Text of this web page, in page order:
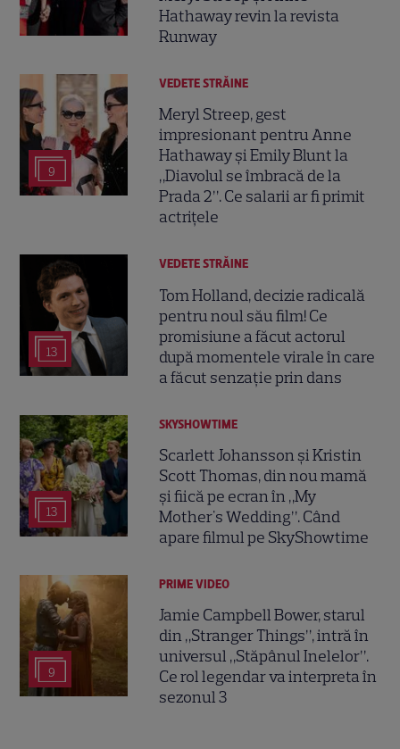
Hathaway revin la revista
Runway
9
VEDETE STRĂINE
Meryl Streep, gest
impresionant pentru Anne
Hathaway și Emily Blunt la
„Diavolul se îmbracă de la
Prada 2”. Ce salarii ar fi primit
actrițele
13
VEDETE STRĂINE
Tom Holland, decizie radicală
pentru noul său film! Ce
promisiune a făcut actorul
după momentele virale în care
a făcut senzație prin dans
13
SKYSHOWTIME
Scarlett Johansson și Kristin
Scott Thomas, din nou mamă
și fiică pe ecran în „My
Mother's Wedding”. Când
apare filmul pe SkyShowtime
9
PRIME VIDEO
Jamie Campbell Bower, starul
din „Stranger Things”, intră în
universul „Stăpânul Inelelor”.
Ce rol legendar va interpreta în
sezonul 3